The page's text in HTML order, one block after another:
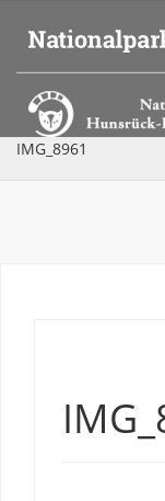
IMG_8961